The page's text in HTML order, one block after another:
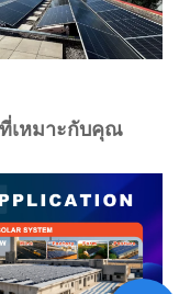
เหมาะกับคุณ